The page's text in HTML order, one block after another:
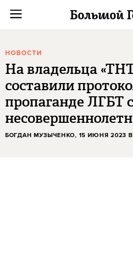
НОВОСТИ
На владельца
составили
пропаганде ЛГБТ
БОГДАН МУЗЫЧЕНКО, 15 ИЮНЯ 2023 В